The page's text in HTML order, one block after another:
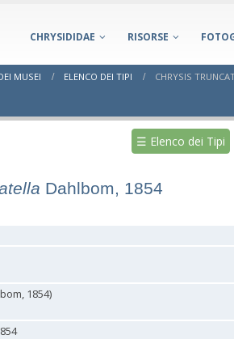
CHRYSIDIDAE RISORSE
MUSEI ELENCO DEI TIPI CHRYSIS
☰ Elenco dei Tipi
Dahlbom, 1854
1854)